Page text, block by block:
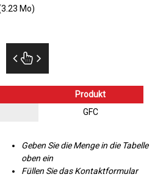
Mo)
Produkt
GFC
Geben Sie die Menge in die Tabelle
oben ein
Füllen Sie das Kontaktformular